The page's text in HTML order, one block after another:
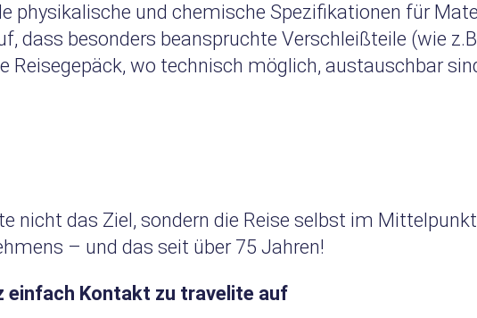
physikalische und chemische Spezifikationen für
dass besonders beanspruchte Verschleißteile (wie
Reisegepäck, wo technisch möglich, austauschbar
nicht das Ziel, sondern die Reise selbst im
– und das seit über 75 Jahren!
einfach Kontakt zu travelite auf